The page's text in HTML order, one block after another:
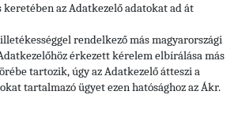
az Adatkezelő adatokat ad át
rendelkező más magyarországi
érkezett kérelem elbírálása más
tartozik, úgy az Adatkezelő átteszi a
tartalmazó ügyet ezen hatósághoz az Ákr.